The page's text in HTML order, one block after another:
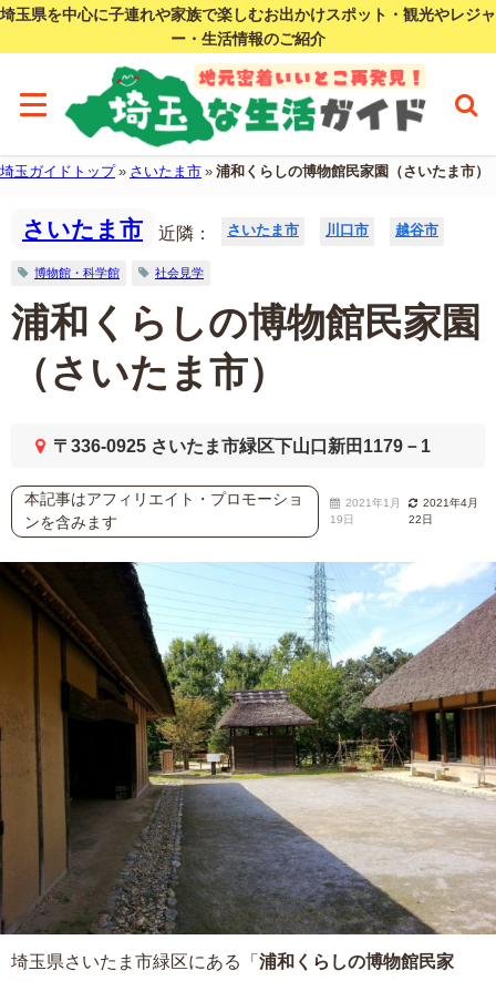
埼玉県を中心に子連れや家族で楽しむお出かけスポット・観光やレジャ
ー・生活情報のご紹介
埼玉ガイドトップ» さいたま市 » 浦和くらしの博物館民家園（さいたま市）
さいたま市 近隣： さいたま市 川口市 越谷市
博物館・科学館 社会見学
浦和くらしの博物館民家園
（さいたま市）
〒336-0925 さいたま市緑区下山口新田1179－1
本記事はアフィリエイト・プロモーショ
ンを含みます
2021年1月
19日
2021年4月
22日
埼玉県さいたま市緑区にある「浦和くらしの博物館民家